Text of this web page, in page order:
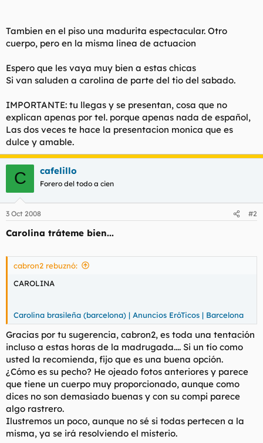
Tambien en el piso una madurita espectacular. Otro
cuerpo, pero en la misma linea de actuacion
Espero que les vaya muy bien a estas chicas
Si van saluden a carolina de parte del tio del sabado.
IMPORTANTE: tu llegas y se presentan, cosa que no
explican apenas por tel. porque apenas nada de español,
Las dos veces te hace la presentacion monica que es
dulce y amable.
C cafelillo
Forero del todo a cien
3 Oct 2008 #2
Carolina tráteme bien...
cabron2 rebuznó:
CAROLINA
Carolina brasileña (barcelona) | Anuncios EróTicos | Barcelona
Gracias por tu sugerencia, cabron2, es toda una tentación
incluso a estas horas de la madrugada.... Si un tío como
usted la recomienda, fijo que es una buena opción.
¿Cómo es su pecho? He ojeado fotos anteriores y parece
que tiene un cuerpo muy proporcionado, aunque como
dices no son demasiado buenas y con su compi parece
algo rastrero.
Ilustremos un poco, aunque no sé si todas pertecen a la
misma, ya se irá resolviendo el misterio.